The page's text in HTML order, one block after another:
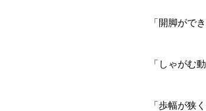
「開脚がで
「しゃがむ
「歩幅が狭